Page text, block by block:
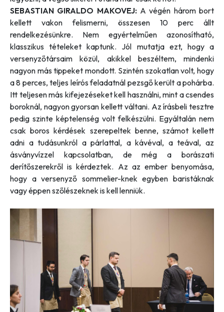
SEBASTIAN GIRALDO MAKOVEJ: A végén három bort
kellett vakon felismerni, összesen 10 perc állt
rendelkezésünkre. Nem egyértelműen azonosítható,
klasszikus tételeket kaptunk. Jól mutatja ezt, hogy a
versenyzőtársaim közül, akikkel beszéltem, mindenki
nagyon más tippeket mondott. Szintén szokatlan volt, hogy
a 8 perces, teljes leírós feladatnál pezsgő került a pohárba.
Itt teljesen más kifejezéseket kell használni, mint a csendes
boroknál, nagyon gyorsan kellett váltani. Az írásbeli tesztre
pedig szinte képtelenség volt felkészülni. Egyáltalán nem
csak boros kérdések szerepeltek benne, számot kellett
adni a tudásunkról a párlattal, a kávéval, a teával, az
ásványvízzel kapcsolatban, de még a borászati
derítőszerekről is kérdeztek. Az az ember benyomása,
hogy a versenyző sommelier-knek egyben baristáknak
vagy éppen szőlészeknek is kell lenniük.